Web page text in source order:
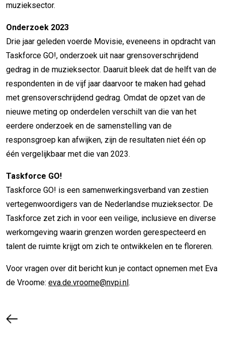
muzieksector.
Onderzoek 2023
Drie jaar geleden voerde Movisie, eveneens in opdracht van
Taskforce GO!, onderzoek uit naar grensoverschrijdend
gedrag in de muzieksector. Daaruit bleek dat de helft van de
respondenten in de vijf jaar daarvoor te maken had gehad
met grensoverschrijdend gedrag. Omdat de opzet van de
nieuwe meting op onderdelen verschilt van die van het
eerdere onderzoek en de samenstelling van de
responsgroep kan afwijken, zijn de resultaten niet één op
één vergelijkbaar met die van 2023.
Taskforce GO!
Taskforce GO! is een samenwerkingsverband van zestien
vertegenwoordigers van de Nederlandse muzieksector. De
Taskforce zet zich in voor een veilige, inclusieve en diverse
werkomgeving waarin grenzen worden gerespecteerd en
talent de ruimte krijgt om zich te ontwikkelen en te floreren.
Voor vragen over dit bericht kun je contact opnemen met Eva
de Vroome: eva.de.vroome@nvpi.nl .